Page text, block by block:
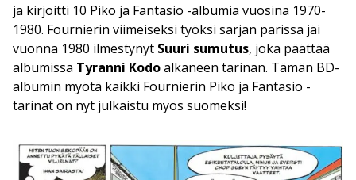
ja kirjoitti 10 Piko ja Fantasio -albumia vuosina 1970-
1980. Fournierin viimeiseksi työksi sarjan parissa jäi
vuonna 1980 ilmestynyt Suuri sumutus, joka päättää
albumissa Tyranni Kodoalkaneen tarinan. Tämän BD-
albumin myötä kaikki Fournierin Piko ja Fantasio -
tarinat on nyt julkaistu myös suomeksi!